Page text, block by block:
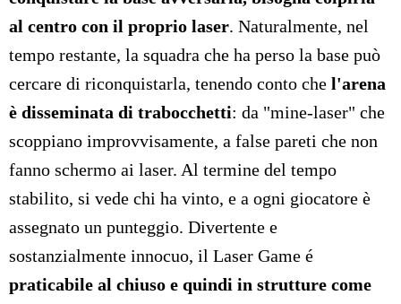
al centro con il proprio laser. Naturalmente, nel
tempo restante, la squadra che ha perso la base può
cercare di riconquistarla, tenendo conto che l'arena
è disseminata di trabocchetti: da "mine-laser" che
scoppiano improvvisamente, a false pareti che non
fanno schermo ai laser. Al termine del tempo
stabilito, si vede chi ha vinto, e a ogni giocatore è
assegnato un punteggio. Divertente e
sostanzialmente innocuo, il Laser Game é
praticabile al chiuso e quindi in strutture come